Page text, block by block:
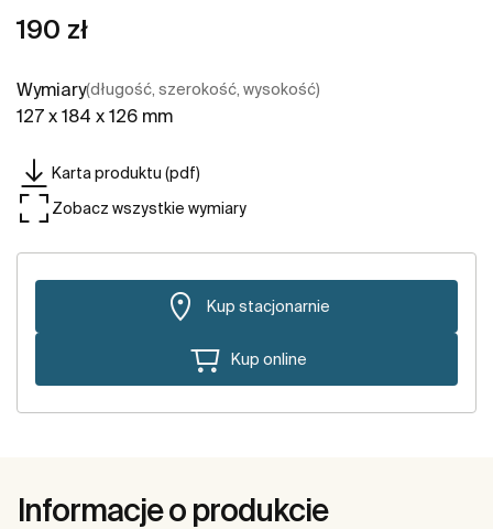
190 zł
Wymiary(długość, szerokość, wysokość)
127 x 184 x 126 mm
Karta produktu (pdf)
Zobacz wszystkie wymiary
Kup stacjonarnie
Kup online
Informacje o produkcie